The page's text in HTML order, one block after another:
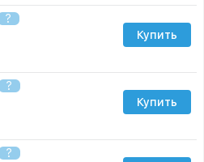
?
Купить
?
Купить
?